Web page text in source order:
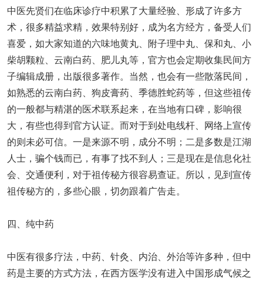
中医先贤们在临床诊疗中积累了大量经验、形成了许多方
术，很多精益求精，效果特别好，成为名方经方，备受人们
喜爱，如大家知道的六味地黄丸、附子理中丸、保和丸、小
柴胡颗粒、云南白药、肥儿丸等，官方也会定期收集民间方
子编辑成册，出版很多著作。当然，也会有一些散落民间，
如熟悉的云南白药、狗皮膏药、季德胜蛇药等，但这些祖传
的一般都与精湛的医术联系起来，在当地有口碑，影响很
大，有些也得到官方认证。而对于到处电线杆、网络上宣传
的则未必可信。一是来源不明，成分不明；二是多数是江湖
人士，骗个钱而已，有事了找不到人；三是现在是信息化社
会、交通便利，对于祖传秘方很容易查证。所以，见到宣传
祖传秘方的，多些心眼，切勿跟着广告走。
四、纯中药
中医有很多疗法，中药、针灸、内治、外治等许多种，但中
药是主要的方式方法，在西方医学没有进入中国形成气候之